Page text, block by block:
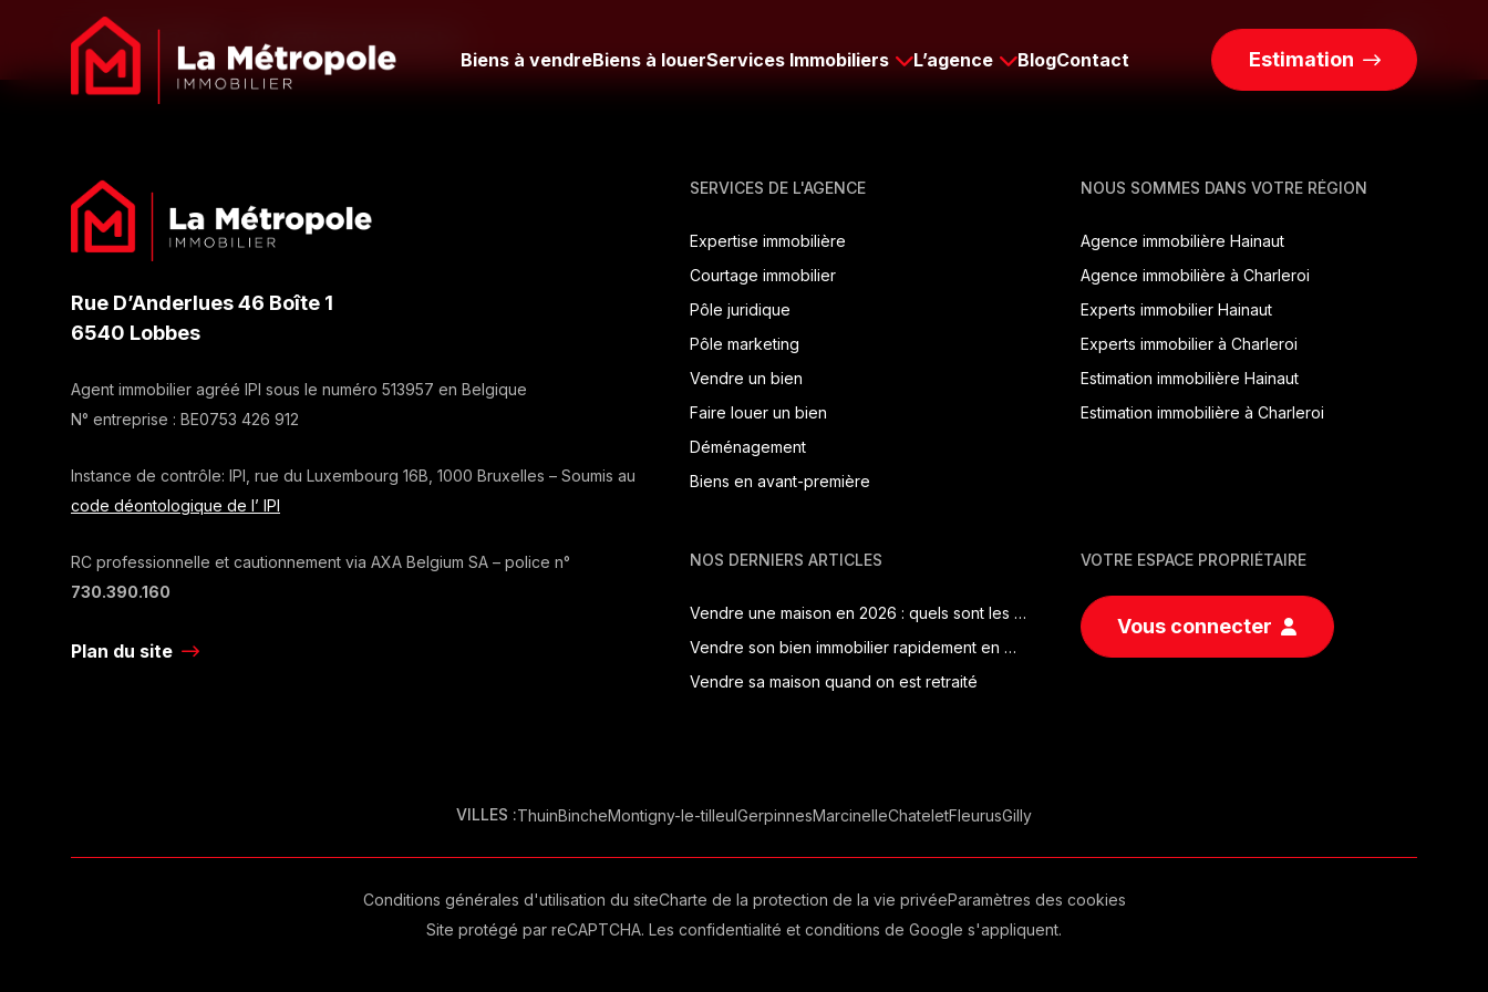
Biens à vendreBiens à louerServices Immobiliers L’agence BlogContact Estimation
071 / 123 950 info@lametropole.be
Rue D’Anderlues 46 Boîte 1
6540 Lobbes
Agent immobilier agréé IPI sous le numéro 513957 en Belgique
N° entreprise : BE0753 426 912
Instance de contrôle: IPI, rue du Luxembourg 16B, 1000 Bruxelles – Soumis au
code déontologique de l’ IPI
RC professionnelle et cautionnement via AXA Belgium SA – police n°
730.390.160
Plan du site
SERVICES DE L'AGENCE
Expertise immobilière
Courtage immobilier
Pôle juridique
Pôle marketing
Vendre un bien
Faire louer un bien
Déménagement
Biens en avant-première
NOUS SOMMES DANS VOTRE RÉGION
Agence immobilière Hainaut
Agence immobilière à Charleroi
Experts immobilier Hainaut
Experts immobilier à Charleroi
Estimation immobilière Hainaut
Estimation immobilière à Charleroi
NOS DERNIERS ARTICLES
Vendre une maison en 2026 : quels sont les documents à fournir ?
Vendre son bien immobilier rapidement en Wallonie en 2026
Vendre sa maison quand on est retraité
VOTRE ESPACE PROPRIÉTAIRE
Vous connecter
VILLES :ThuinBincheMontigny-le-tilleulGerpinnesMarcinelleChateletFleurusGilly
Conditions générales d'utilisation du siteCharte de la protection de la vie privéeParamètres des cookies
Site protégé par reCAPTCHA. Les confidentialité et conditions de Google s'appliquent.